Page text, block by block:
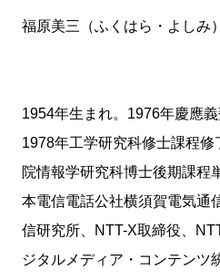
福原美三（ふくはら・よしみ）
1954年生まれ。1976年慶應
1978年工学研究科修士課程
院情報学研究科博士後期課程
本電信電話公社横須賀電気通
信研究所、NTT-X取締役、
ジタルメディア・コンテンツ